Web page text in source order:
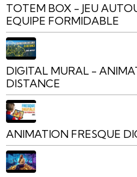
TOTEM BOX - JEU
EQUIPE FORMIDABLE
DIGITAL MURAL -
DISTANCE
ANIMATION FRESQUE